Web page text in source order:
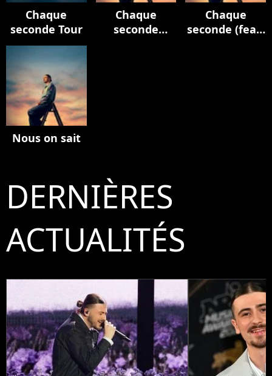
Chaque
seconde Tour
Chaque
seconde
Chaque
seconde (feat.
Nous on sait
DERNIÈRES
ACTUALITÉS